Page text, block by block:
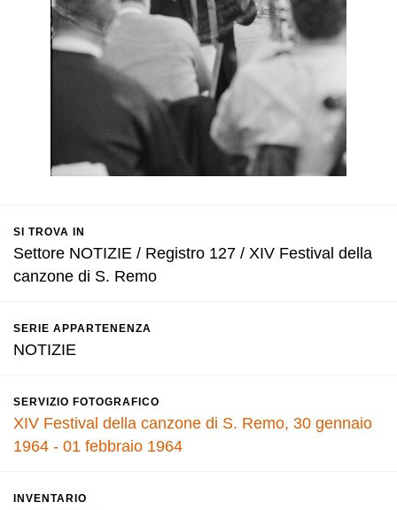
SI TROVA IN
Settore NOTIZIE / Registro 127 / XIV Festival della
canzone di S. Remo
SERIE APPARTENENZA
NOTIZIE
SERVIZIO FOTOGRAFICO
XIV Festival della canzone di S. Remo, 30 gennaio
1964 - 01 febbraio 1964
INVENTARIO